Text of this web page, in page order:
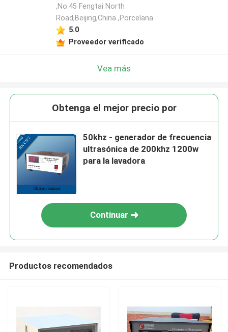
,No.45 Fengtai North
Road,Beijing,China ,Porcelana
5.0
Proveedor verificado
Vea más
Obtenga el mejor precio por
50khz - generador de frecuencia
ultrasónica de 200khz 1200w
para la lavadora
Continuar
Productos recomendados